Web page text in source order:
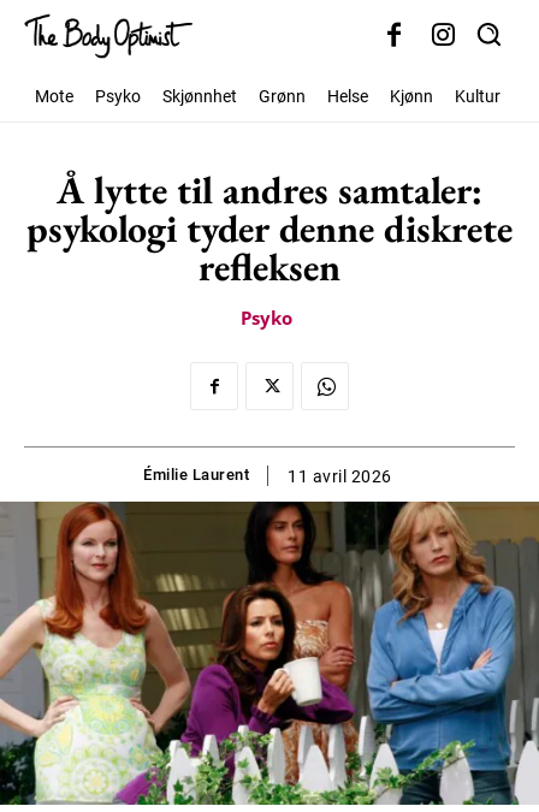
Mote Psyko Skjønnhet Grønn Helse Kjønn Kultur
Å lytte til andres samtaler:
psykologi tyder denne diskrete
refleksen
Psyko
Émilie Laurent 11 avril 2026